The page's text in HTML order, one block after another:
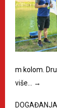
m kolom.
više…
→